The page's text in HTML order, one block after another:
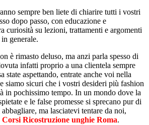
sempre ben liete di chiarire tutti i vostri
dopo passo, con educazione e
curiosità su lezioni, trattamenti e argomenti
generale.
è rimasto deluso, ma anzi parla spesso di
infatti proprio a una clientela sempre
state aspettando, entrate anche voi nella
siamo sicuri che i vostri desideri più fashion
in pochissimo tempo. In un mondo dove la
e le false promesse si sprecano pur di
ma lasciatevi tentare da noi,
Corsi Ricostruzione unghie Roma.